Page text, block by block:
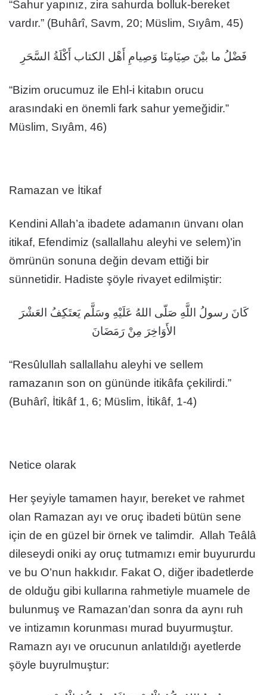
“Sahur yapınız, zira sahurda bolluk-bereket
vardır.” (Buhârî, Savm, 20; Müslim, Sıyâm, 45)
فَضْلُ ما بيْنَ صِيَامِنَا وَصِيامِ أَهْل الكتاب أَكْلَةُ السَّحَرِ
“Bizim orucumuz ile Ehl-i kitabın orucu
arasındaki en önemli fark sahur yemeğidir.”
Müslim, Sıyâm, 46)
Ramazan ve İtikaf
Kendini Allah’a ibadete adamanın ünvanı olan
itikaf, Efendimiz (sallallahu aleyhi ve selem)’in
ömrünün sonuna değin devam ettiği bir
sünnetidir. Hadiste şöyle rivayet edilmiştir:
كَانَ رسولُ اللَّهِ صَلّى اللهُ عَلَيْهِ وسَلَّم يَعتَكِفُ العَشْرَ
الأَوَاخِرَ مِنْ رَمَضَانَ
“Resûlullah sallallahu aleyhi ve sellem
ramazanın son on gününde itikâfa çekilirdi.”
(Buhârî, İtikâf 1, 6; Müslim, İtikâf, 1-4)
Netice olarak
Her şeyiyle tamamen hayır, bereket ve rahmet
olan Ramazan ayı ve oruç ibadeti bütün sene
için de en güzel bir örnek ve talimdir. Allah Teâlâ
dileseydi oniki ay oruç tutmamızı emir buyururdu
ve bu O’nun hakkıdır. Fakat O, diğer ibadetlerde
de olduğu gibi kullarına rahmetiyle muamele de
bulunmuş ve Ramazan’dan sonra da aynı ruh
ve intizamın korunması murad buyurmuştur.
Ramazn ayı ve orucunun anlatıldığı ayetlerde
şöyle buyrulmuştur: